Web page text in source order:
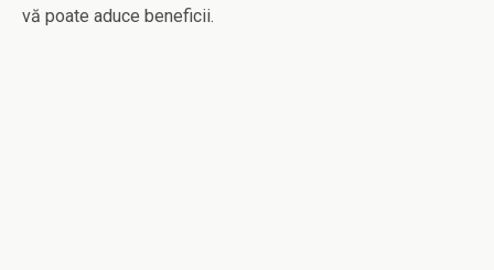
vă poate aduce beneficii.